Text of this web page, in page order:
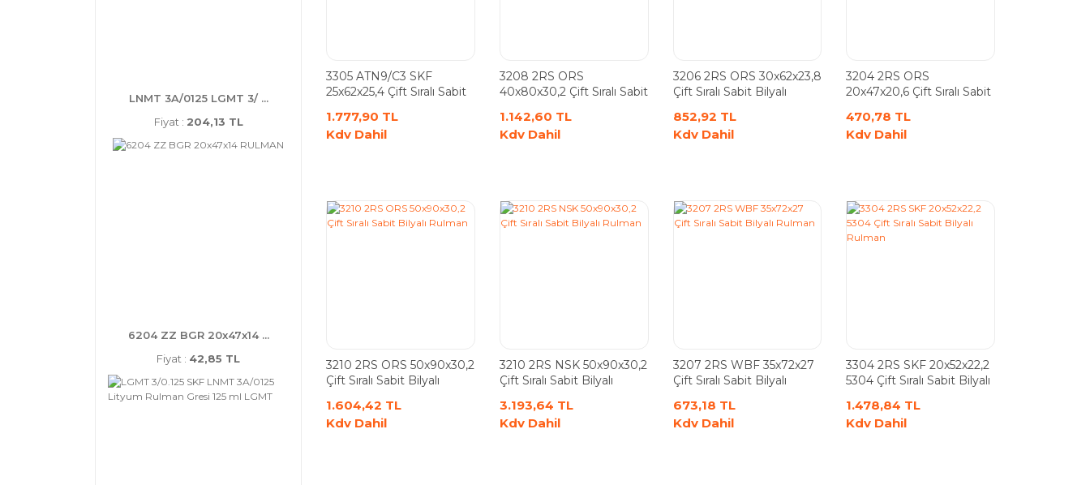
LNMT 3A/0125 LGMT 3/ ...
Fiyat : 204,13 TL
6204 ZZ BGR 20x47x14 ...
Fiyat : 42,85 TL
3305 ATN9/C3 SKF
25x62x25,4 Çift Sıralı Sabit
1.777,90 TL
Kdv Dahil
3208 2RS ORS
40x80x30,2 Çift Sıralı Sabit
1.142,60 TL
Kdv Dahil
3206 2RS ORS 30x62x23,8
Çift Sıralı Sabit Bilyalı
852,92 TL
Kdv Dahil
3204 2RS ORS
20x47x20,6 Çift Sıralı Sabit
470,78 TL
Kdv Dahil
3210 2RS ORS 50x90x30,2
Çift Sıralı Sabit Bilyalı
1.604,42 TL
Kdv Dahil
3210 2RS NSK 50x90x30,2
Çift Sıralı Sabit Bilyalı
3.193,64 TL
Kdv Dahil
3207 2RS WBF 35x72x27
Çift Sıralı Sabit Bilyalı
673,18 TL
Kdv Dahil
3304 2RS SKF 20x52x22,2
5304 Çift Sıralı Sabit Bilyalı
1.478,84 TL
Kdv Dahil